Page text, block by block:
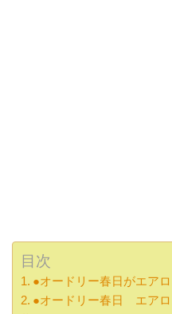
目次
●オードリー春日がエア
●オードリー春日 エア